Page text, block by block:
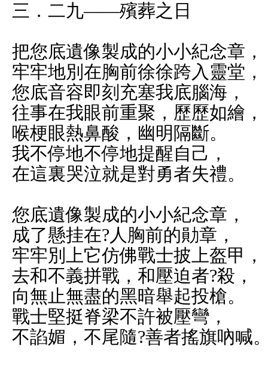
三．二九——殯葬之日
把您底遺像製成的小小紀念章，
牢牢地別在胸前徐徐跨入靈堂，
您底音容即刻充塞我底腦海，
往事在我眼前重聚，歷歷如繪，
喉梗眼熱鼻酸，幽明隔斷。
我不停地不停地提醒自己，
在這裏哭泣就是對勇者失禮。
您底遺像製成的小小紀念章，
成了懸挂在?人胸前的勛章，
牢牢別上它仿佛戰士披上盔甲，
去和不義拼戰，和壓迫者?殺，
向無止無盡的黑暗舉起投槍。
戰士堅挺脊梁不許被壓彎，
不諂媚，不尾隨?善者搖旗吶喊